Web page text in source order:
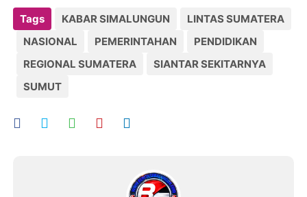
Tags KABAR SIMALUNGUN
LINTAS SUMATERA
NASIONAL
PEMERINTAHAN
PENDIDIKAN
REGIONAL SUMATERA
SIANTAR SEKITARNYA
SUMUT